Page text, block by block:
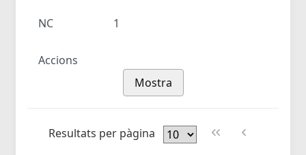
NC 1
Accions
Mostra
Resultats per pàgina